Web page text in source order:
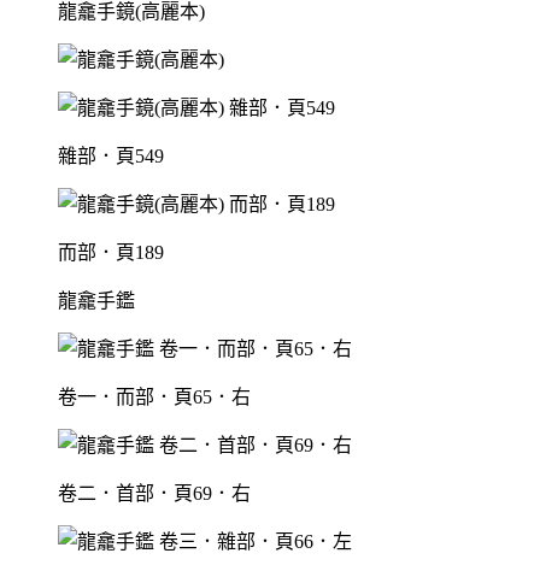
龍龕手鏡(高麗本)
雜部．頁549
而部．頁189
龍龕手鑑
卷一．而部．頁65．右
卷二．首部．頁69．右